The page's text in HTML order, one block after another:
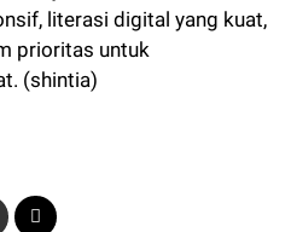
literasi digital yang kuat,
prioritas untuk
(shintia)